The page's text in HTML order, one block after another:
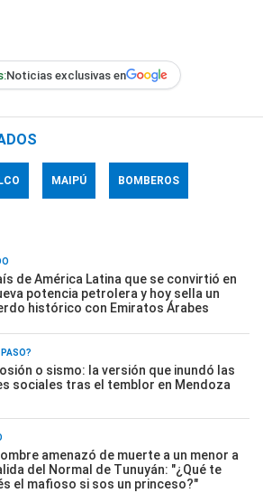
Noticias exclusivas en
MAIPÚ BOMBEROS
de América Latina que se convirtió en
potencia petrolera y hoy sella un
histórico con Emiratos Árabes
o sismo: la versión que inundó las
sociales tras el temblor en Mendoza
amenazó de muerte a un menor a
del Normal de Tunuyán: "¿Qué te
el mafioso si sos un princeso?"